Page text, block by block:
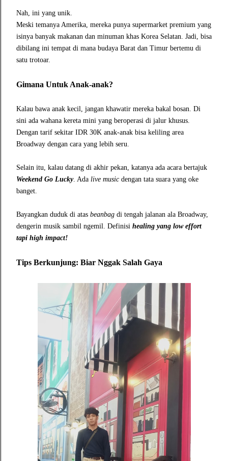
Nah, ini yang unik.
Meski temanya Amerika, mereka punya supermarket premium yang
isinya banyak makanan dan minuman khas Korea Selatan. Jadi, bisa
dibilang ini tempat di mana budaya Barat dan Timur bertemu di
satu trotoar.
Gimana Untuk Anak-anak?
Kalau bawa anak kecil, jangan khawatir mereka bakal bosan. Di
sini ada wahana kereta mini yang beroperasi di jalur khusus.
Dengan tarif sekitar IDR 30K anak-anak bisa keliling area
Broadway dengan cara yang lebih seru.
Selain itu, kalau datang di akhir pekan, katanya ada acara bertajuk
Weekend Go Lucky. Ada live music dengan tata suara yang oke
banget.
Bayangkan duduk di atas beanbag di tengah jalanan ala Broadway,
dengerin musik sambil ngemil. Definisi healing yang low effort
tapi high impact!
Tips Berkunjung: Biar Nggak Salah Gaya